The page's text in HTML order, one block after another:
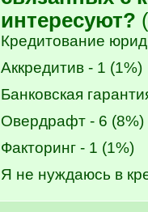
интересуют?
Кредитование
Аккредитив - 1 (1%)
Банковская
Овердрафт - 6 (8%)
Факторинг - 1 (1%)
Я не нуждаюсь в